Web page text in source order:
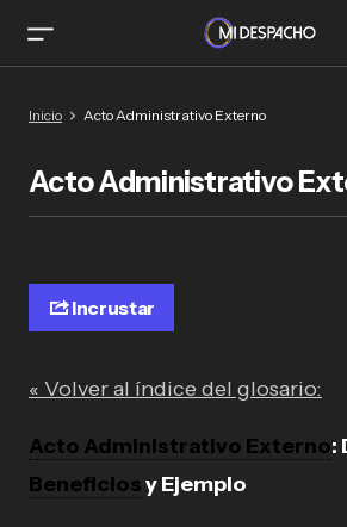
Inicio Acto Administrativo Externo
Acto Administrativo
Incrustar
« Volver al índice del glosario:
Acto Administrativo Externo:
Beneficiosy Ejemplo